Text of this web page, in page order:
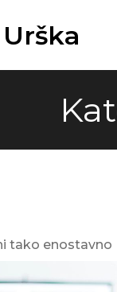
tako enostavno